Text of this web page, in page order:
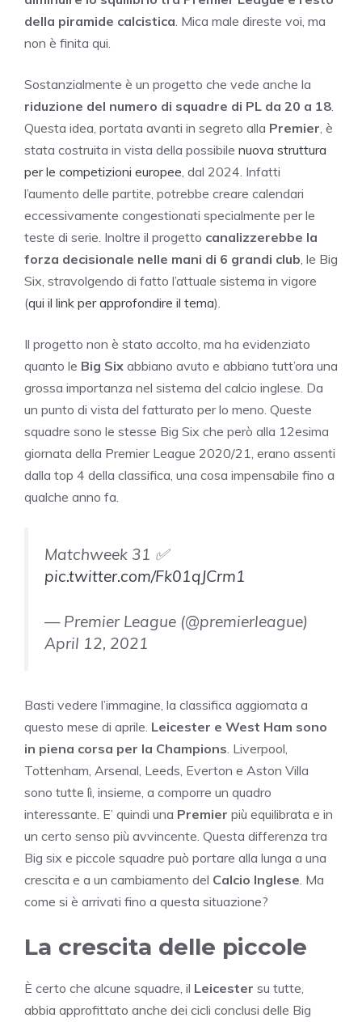
della piramide calcistica. Mica male direste voi, ma
non è finita qui.
Sostanzialmente è un progetto che vede anche la
riduzione del numero di squadre di PL da 20 a 18.
Questa idea, portata avanti in segreto alla Premier, è
stata costruita in vista della possibile nuova struttura
per le competizioni europee, dal 2024. Infatti
l’aumento delle partite, potrebbe creare calendari
eccessivamente congestionati specialmente per le
teste di serie. Inoltre il progetto canalizzerebbe la
forza decisionale nelle mani di 6 grandi club, le Big
Six, stravolgendo di fatto l’attuale sistema in vigore
(qui il link per approfondire il tema).
Il progetto non è stato accolto, ma ha evidenziato
quanto le Big Six abbiano avuto e abbiano tutt’ora una
grossa importanza nel sistema del calcio inglese. Da
un punto di vista del fatturato per lo meno. Queste
squadre sono le stesse Big Six che però alla 12esima
giornata della Premier League 2020/21, erano assenti
dalla top 4 della classifica, una cosa impensabile fino a
qualche anno fa.
Matchweek 31 ✅
pic.twitter.com/Fk01qJCrm1
— Premier League (@premierleague)
April 12, 2021
Basti vedere l’immagine, la classifica aggiornata a
questo mese di aprile. Leicester e West Ham sono
in piena corsa per la Champions . Liverpool,
Tottenham, Arsenal, Leeds, Everton e Aston Villa
sono tutte lì, insieme, a comporre un quadro
interessante. E’ quindi una Premier più equilibrata e in
un certo senso più avvincente. Questa differenza tra
Big six e piccole squadre può portare alla lunga a una
crescita e a un cambiamento del Calcio Inglese . Ma
come si è arrivati fino a questa situazione?
La crescita delle piccole
È certo che alcune squadre, il Leicester su tutte,
abbia approfittato anche dei cicli conclusi delle Big